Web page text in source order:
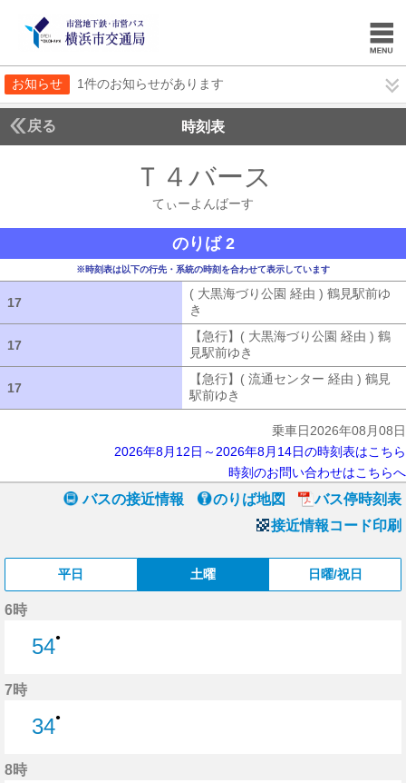
お知らせ 1件のお知らせがあります
戻る 時刻表
Ｔ４バース
てぃーよんばーす
のりば 2
※時刻表は以下の行先・系統の時刻を合わせて表示しています
17
( 大黒海づり公園 経由 ) 鶴見駅前ゆ
き
17
【急行】( 大黒海づり公園 経由 ) 鶴
見駅前ゆき
17
【急行】( 流通センター 経由 ) 鶴見
駅前ゆき
乗車日2026年08月08日
2026年8月12日～2026年8月14日の時刻表はこちら
時刻のお問い合わせはこちらへ
バスの接近情報 のりば地図
バス停時刻表
接近情報コード印刷
平日 土曜 日曜/祝日
6時
54●
7時
34●
8時